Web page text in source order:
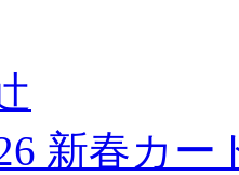
新春カ